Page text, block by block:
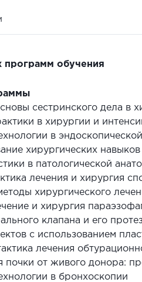
программ обучения
сестринского дела в
в хирургии и
в
хирургических
в патологической
лечения и хирургия
хирургического
и хирургия
клапана и его
с использованием
лечения
почки от живого донора:
в бронхоскопии